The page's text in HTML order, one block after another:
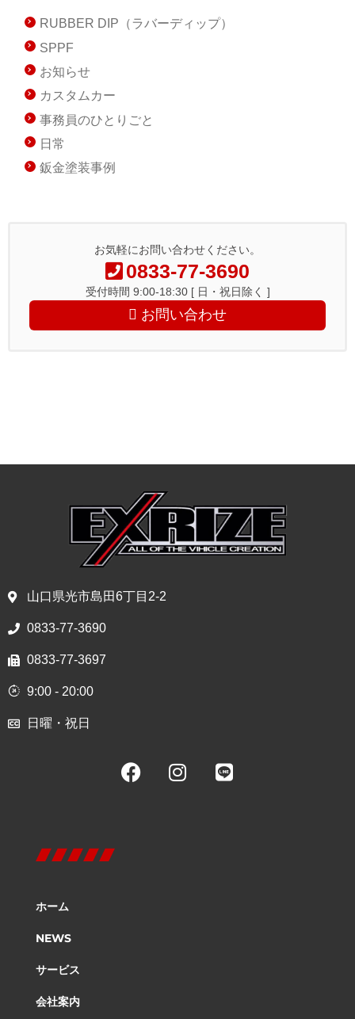
RUBBER DIP（ラバーディップ）
SPPF
お知らせ
カスタムカー
事務員のひとりごと
日常
鈑金塗装事例
お気軽にお問い合わせください。
0833-77-3690
受付時間 9:00-18:30 [ 日・祝日除く ]
お問い合わせ
山口県光市島田6丁目2-2
0833-77-3690
0833-77-3697
9:00 - 20:00
日曜・祝日
ホーム
NEWS
サービス
会社案内